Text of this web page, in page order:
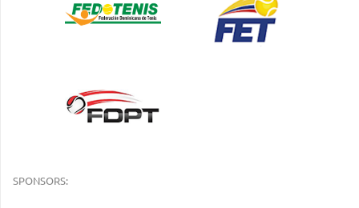
SPONSORS: